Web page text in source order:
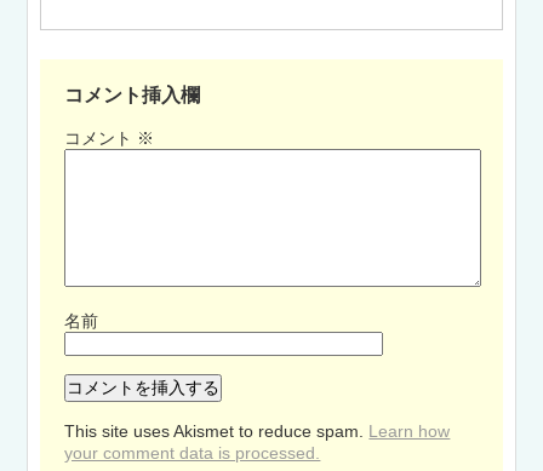
コメント挿入欄
コメント ※
名前
This site uses Akismet to reduce spam. Learn how
your comment data is processed.